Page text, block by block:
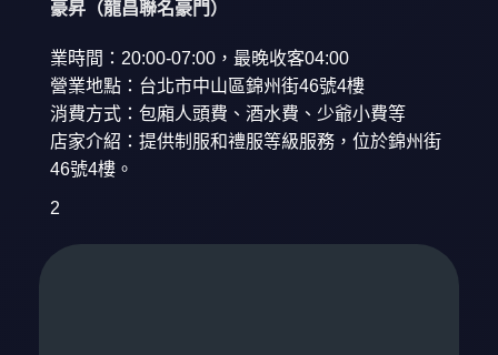
豪昇（龍昌聯名豪門）
業時間：20:00-07:00，最晚收客04:00
營業地點：台北市中山區錦州街46號4樓
消費方式：包廂人頭費、酒水費、少爺小費等
店家介紹：提供制服和禮服等級服務，位於錦州街
46號4樓。
2